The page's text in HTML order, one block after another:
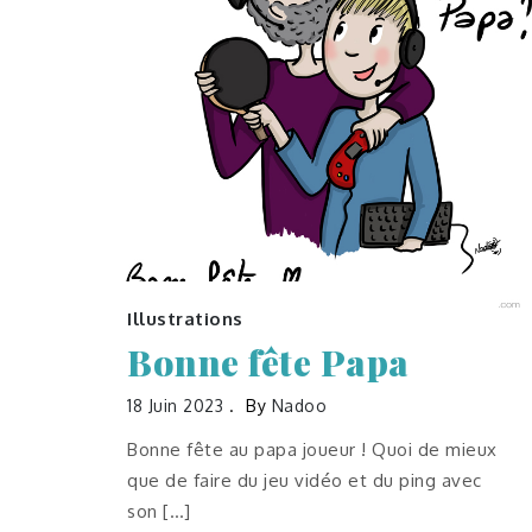
Illustrations
Bonne fête Papa
18 Juin 2023 By Nadoo
Bonne fête au papa joueur ! Quoi de mieux
que de faire du jeu vidéo et du ping avec
son […]